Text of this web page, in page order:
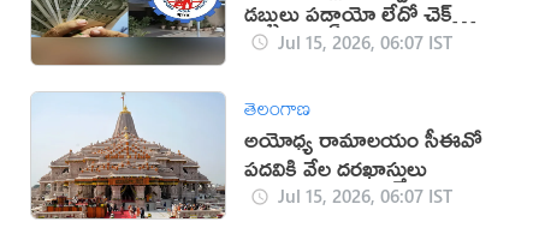
డబ్బులు పడ్డాయో లేదో చెక్
చేసుకోండి ఇలా!
Jul 15, 2026, 06:07 IST
తెలంగాణ
అయోధ్య రామాలయం సీఈవో
పదవికి వేల దరఖాస్తులు
Jul 15, 2026, 06:07 IST